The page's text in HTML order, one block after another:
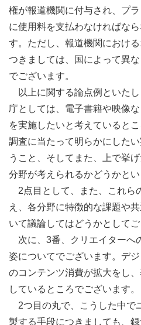
権が報道機関に付与され、プ
に使用料を支払わなければな
す。ただし、報道機関におけ
つきましては、国によって異
でございます。
以上に関する論点例といた
庁としては、電子書籍や映像
を実施したいと考えていると
調査に当たって明らかにした
うこと、そしてまた、上で挙
分野が考えられるかどうかとい
2点目として、また、これら
え、各分野に特徴的な課題や
いて議論してはどうかとしてご
次に、3番、クリエイターへ
姿についてでございます。デ
のコンテンツ消費が拡大をし
しているところでございます。
2つ目の丸で、こうした中で
製する手段につきましても、